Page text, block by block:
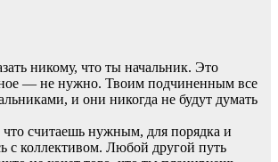
никому, что ты начальник. Это
― не нужно. Твоим подчиненным все
и они никогда не будут думать
что считаешь нужным, для порядка и
с коллективом. Любой другой путь